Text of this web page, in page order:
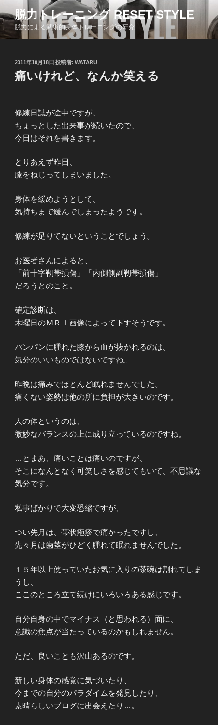
ン
テ
ン
脱力トレーニング RESET STYLE
脱力による武術的身体トレーニングの研究
投
稿
日:
2011年10月18日 投稿者: WATARU
痛いけれど、なんか笑える
修練日誌が途中ですが、
ちょっとした出来事が続いたので、
今日はそれを書きます。
とりあえず昨日、
膝をねじってしまいました。
身体を緩めようとして、
気持ちまで緩んでしまったようです。
修練が足りてないということでしょう。
お医者さんによると、
「前十字靭帯損傷」「内側側副靭帯損傷」
だろうとのこと。
確定診断は、
木曜日のＭＲＩ画像によって下すそうです。
パンパンに腫れた膝から血が抜かれるのは、
気分のいいものではないですね。
昨晩は痛みでほとんど眠れませんでした。
痛くない姿勢は他の所に負担が大きいのです。
人の体というのは、
微妙なバランスの上に成り立っているのですね。
…とまあ、痛いことは痛いのですが、
そこになんとなく可笑しさを感じてもいて、不思議な
気分です。
私事ばかりで大変恐縮ですが、
つい先月は、帯状疱疹で痛かったですし、
先々月は歯茎がひどく腫れて眠れませんでした。
１５年以上使っていたお気に入りの茶碗は割れてしま
うし、
ここのところ立て続けにいろいろある感じです。
自分自身の中でマイナス（と思われる）面に、
意識の焦点が当たっているのかもしれません。
ただ、良いことも沢山あるのです。
新しい身体の感覚に気づいたり、
今までの自分のパラダイムを発見したり、
素晴らしいブログに出会えたり…。